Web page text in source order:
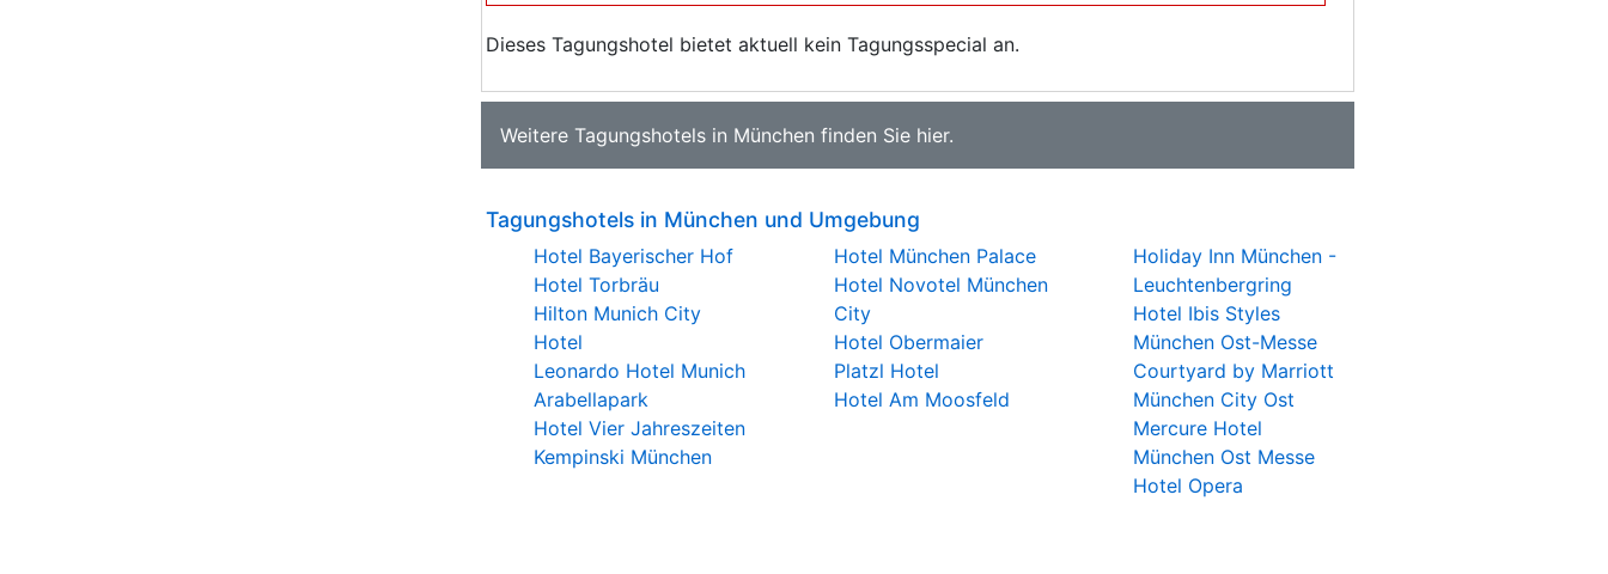
Dieses Tagungshotel bietet aktuell kein Tagungsspecial an.
Weitere Tagungshotels in München finden Sie hier.
Tagungshotels in München und Umgebung
Hotel Bayerischer Hof
Hotel Torbräu
Hilton Munich City
Hotel
Leonardo Hotel Munich
Arabellapark
Hotel Vier Jahreszeiten
Kempinski München
Hotel München Palace
Hotel Novotel München
City
Hotel Obermaier
Platzl Hotel
Hotel Am Moosfeld
Holiday Inn München -
Leuchtenbergring
Hotel Ibis Styles
München Ost-Messe
Courtyard by Marriott
München City Ost
Mercure Hotel
München Ost Messe
Hotel Opera